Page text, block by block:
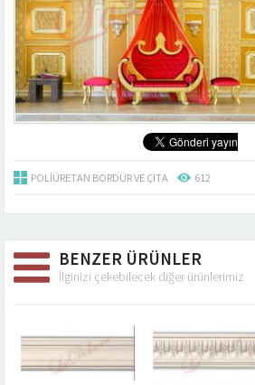
POLIÜRETAN BORDÜR VE ÇITA 612
BENZER ÜRÜNLER
İlginizi çekebilecek diğer ürünlerimiz